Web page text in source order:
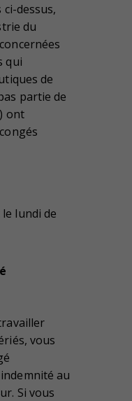
dessus,
du
qui
de
partie de
ont
lundi de
vous
au
Si vous